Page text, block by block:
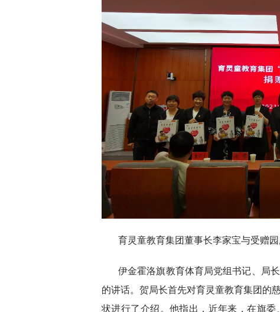
育灵童教育集团董事长李家宝与受赠
伊金霍洛旗教育体育局党组书记、局
的讲话。贺局长首先对育灵童教育集团的
状进行了介绍。他指出，近年来，在旗